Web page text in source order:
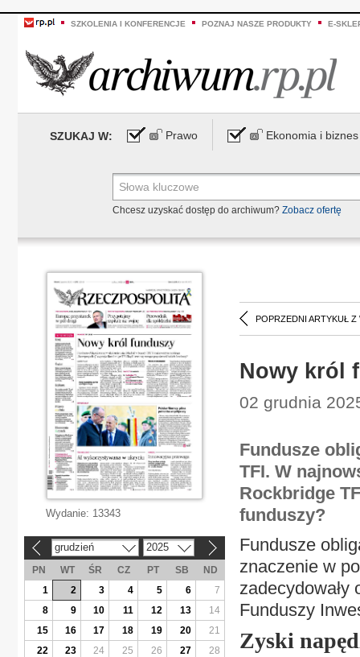
SZKOLENIA I KONFERENCJE POZNAJ NASZE PRODUKTY E-
SZUKAJ W: Prawo Ekonomia i biznes
Chcesz uzyskać dostęp do archiwum? Zobacz ofertę
POPRZEDNI ARTYKUŁ Z
Nowy król
02 grudnia
Fundusze
TFI. W
Rockbridge
funduszy?
Fundusze
znaczenie w
Funduszy
Zyski
Wydanie: 13343
grudzień 2025
PN WT ŚR CZ PT SB
ND
1
2 3 4 5 6
7
8
9 10 11 12 13
14
15
16 17 18 19 20
21
22
23 24 25 26 27
28